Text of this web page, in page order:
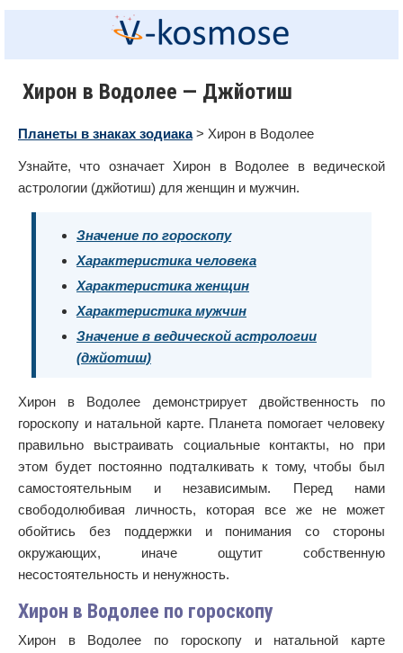
Хирон в Водолее — Джйотиш
Планеты в знаках зодиака> Хирон в Водолее
Узнайте, что означает Хирон в Водолее в ведической
астрологии (джйотиш) для женщин и мужчин.
Значение по гороскопу
Характеристика человека
Характеристика женщин
Характеристика мужчин
Значение в ведической астрологии
(джйотиш)
Хирон в Водолее демонстрирует двойственность по
гороскопу и натальной карте. Планета помогает человеку
правильно выстраивать социальные контакты, но при
этом будет постоянно подталкивать к тому, чтобы был
самостоятельным и независимым. Перед нами
свободолюбивая личность, которая все же не может
обойтись без поддержки и понимания со стороны
окружающих, иначе ощутит собственную
несостоятельность и ненужность.
Хирон в Водолее по гороскопу
Хирон в Водолее по гороскопу и натальной карте